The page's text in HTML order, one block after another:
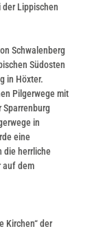
Lippischen
Schwalenberg
Südosten
in Höxter.
Pilgerwege mit
in
eine
die herrliche
auf dem
Kirchen“ der